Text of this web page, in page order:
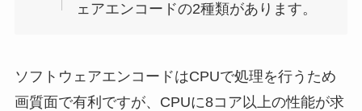
ェアエンコードの2種類があります。
ソフトウェアエンコードはCPUで処理を行うため
画質面で有利ですが、CPUに8コア以上の性能が求